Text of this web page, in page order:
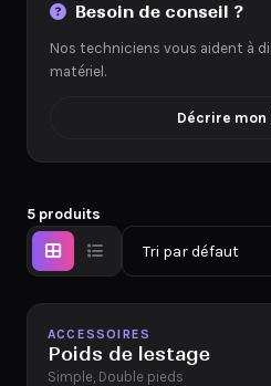
Besoin de conseil ?
Nos techniciens vous aident à
matériel.
Décrire mon
5 produits
Disponible
ACCESSOIRES
Poids de lestage
Simple, Double pieds